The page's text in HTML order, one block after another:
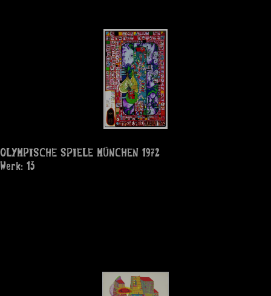
OLYMPISCHE SPIELE MÜNCHEN 1972
Werk: 13